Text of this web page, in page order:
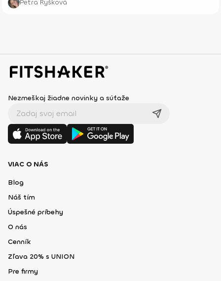
Petra Ryšková
Nezmeškaj žiadne novinky a súťaže
VIAC O NÁS
Blog
Náš tím
Úspešné príbehy
O nás
Cenník
Zľava 20% s UNION
Pre firmy